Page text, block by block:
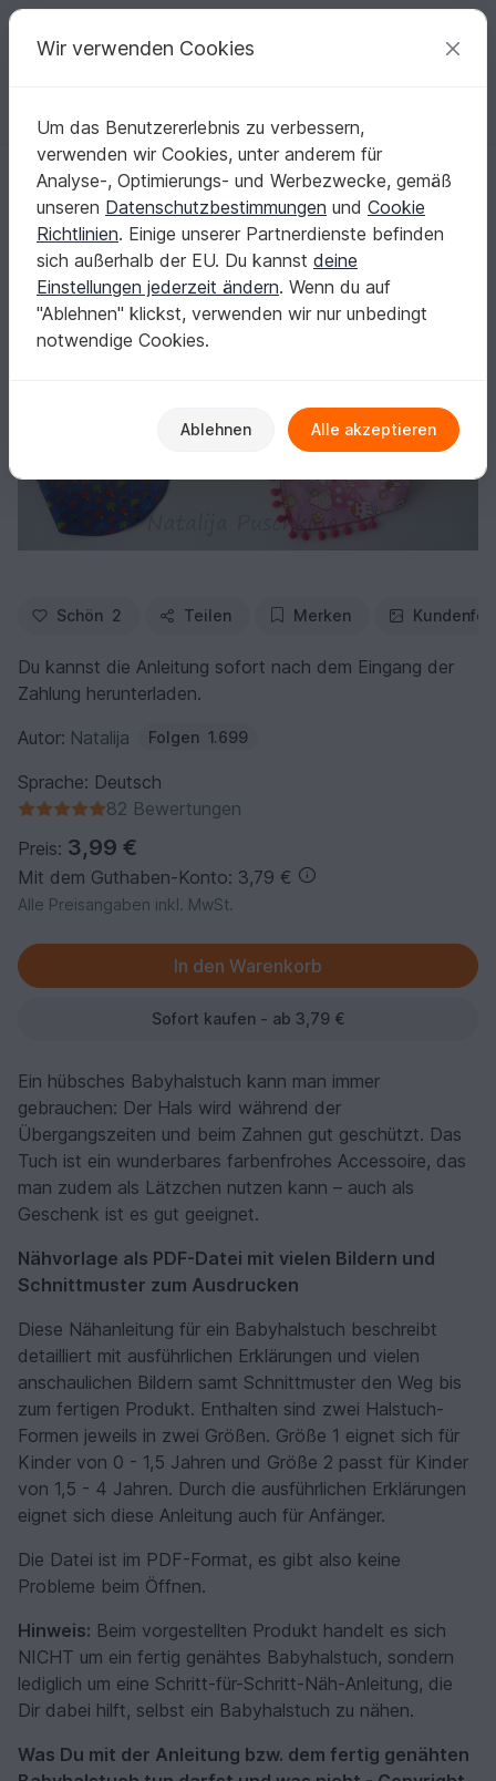
Deine kreativen Ideen
Deutsch | € (EUR) einloggen Kostenlos registrieren
Startseite Nähen Kinder Schals & Halstücher
Nähanleitung Halstücher - schön und praktisch
Nähanleitung Halstücher - schön und
praktisch
Schön 2 Teilen Merken
Du kannst die Anleitung sofort nach dem Eingang der
Zahlung herunterladen.
Autor: Natalija Folgen 1.699
Sprache: Deutsch
82 Bewertungen
Preis: 3,99 €
Mit dem Guthaben-Konto: 3,79 €
Alle Preisangaben inkl. MwSt.
Sofort kaufen - ab 3,79 €
Ein hübsches Babyhalstuch kann man immer
gebrauchen: Der Hals wird während der
Übergangszeiten und beim Zahnen gut geschützt. Das
Tuch ist ein wunderbares farbenfrohes Accessoire, das
man zudem als Lätzchen nutzen kann – auch als
Geschenk ist es gut geeignet.
Nähvorlage als PDF-Datei mit vielen Bildern und
Schnittmuster zum Ausdrucken
Diese Nähanleitung für ein Babyhalstuch beschreibt
detailliert mit ausführlichen Erklärungen und vielen
anschaulichen Bildern samt Schnittmuster den Weg bis
zum fertigen Produkt. Enthalten sind zwei Halstuch-
Formen jeweils in zwei Größen. Größe 1 eignet sich für
Kinder von 0 - 1,5 Jahren und Größe 2 passt für Kinder
von 1,5 - 4 Jahren. Durch die ausführlichen Erklärungen
eignet sich diese Anleitung auch für Anfänger.
Die Datei ist im PDF-Format, es gibt also keine
Probleme beim Öffnen.
Hinweis: Beim vorgestellten Produkt handelt es sich
NICHT um ein fertig genähtes Babyhalstuch, sondern
lediglich um eine Schritt-für-Schritt-Näh-Anleitung, die
Dir dabei hilft, selbst ein Babyhalstuch zu nähen.
Was Du mit der Anleitung bzw. dem fertig genähten
Wir verwenden Cookies
Um das Benutzererlebnis zu verbessern,
verwenden wir Cookies, unter anderem für
Analyse-, Optimierungs- und Werbezwecke, gemäß
unseren Datenschutzbestimmungen und Cookie
Richtlinien. Einige unserer Partnerdienste befinden
sich außerhalb der EU. Du kannst deine
Einstellungen jederzeit ändern. Wenn du auf
"Ablehnen" klickst, verwenden wir nur unbedingt
notwendige Cookies.
Ablehnen Alle akzeptieren